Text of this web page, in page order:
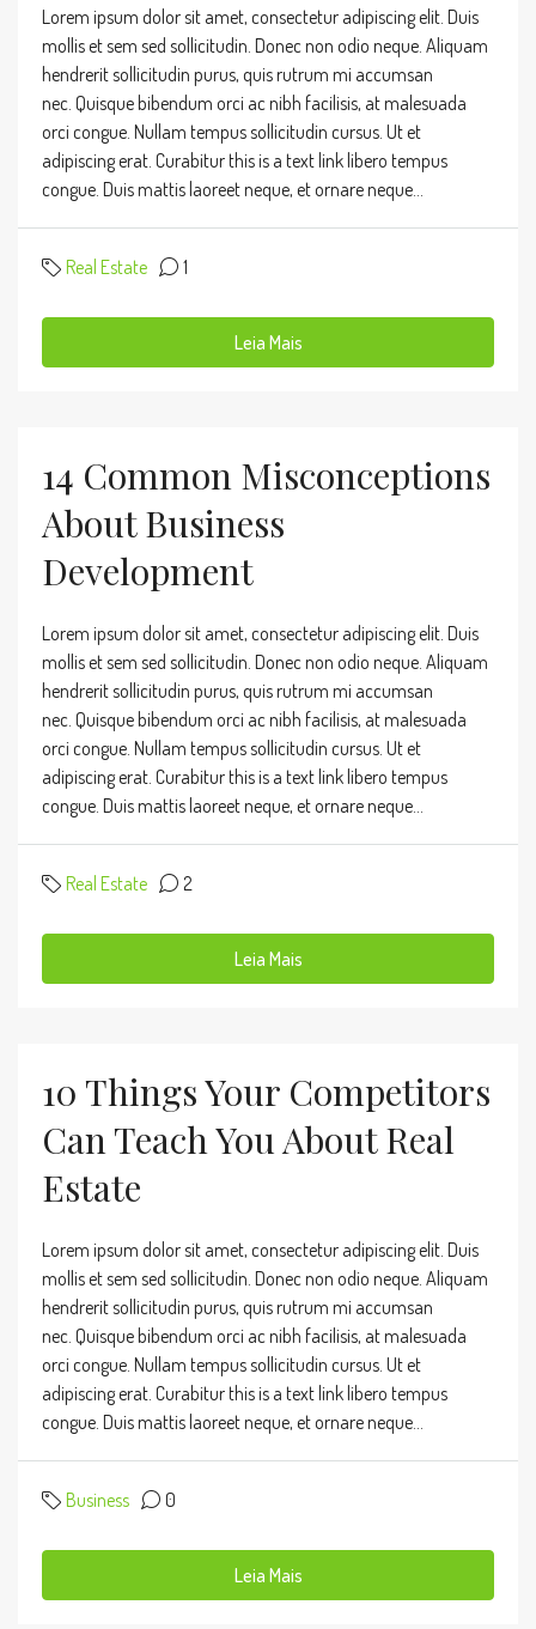
Lorem ipsum dolor sit amet, consectetur adipiscing elit. Duis
mollis et sem sed sollicitudin. Donec non odio neque. Aliquam
hendrerit sollicitudin purus, quis rutrum mi accumsan
nec. Quisque bibendum orci ac nibh facilisis, at malesuada
orci congue. Nullam tempus sollicitudin cursus. Ut et
adipiscing erat. Curabitur this is a text link libero tempus
congue. Duis mattis laoreet neque, et ornare neque...
Real Estate 1
Leia Mais
14 Common Misconceptions
About Business
Development
Lorem ipsum dolor sit amet, consectetur adipiscing elit. Duis
mollis et sem sed sollicitudin. Donec non odio neque. Aliquam
hendrerit sollicitudin purus, quis rutrum mi accumsan
nec. Quisque bibendum orci ac nibh facilisis, at malesuada
orci congue. Nullam tempus sollicitudin cursus. Ut et
adipiscing erat. Curabitur this is a text link libero tempus
congue. Duis mattis laoreet neque, et ornare neque...
Real Estate 2
Leia Mais
10 Things Your Competitors
Can Teach You About Real
Estate
Lorem ipsum dolor sit amet, consectetur adipiscing elit. Duis
mollis et sem sed sollicitudin. Donec non odio neque. Aliquam
hendrerit sollicitudin purus, quis rutrum mi accumsan
nec. Quisque bibendum orci ac nibh facilisis, at malesuada
orci congue. Nullam tempus sollicitudin cursus. Ut et
adipiscing erat. Curabitur this is a text link libero tempus
congue. Duis mattis laoreet neque, et ornare neque...
Business 0
Leia Mais